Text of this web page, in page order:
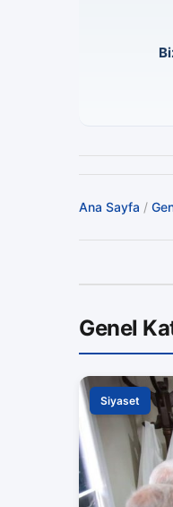
Ana Sayfa /
Genel
Siyaset